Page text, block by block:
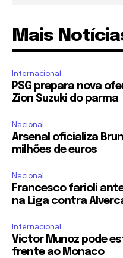
Mais
Internacional
PSG prepara nova
Zion Suzuki do parma
Nacional
Arsenal oficializa
milhões de euros
Nacional
Francesco farioli
na Liga contra
Internacional
Victor Munoz pode
frente ao Monaco